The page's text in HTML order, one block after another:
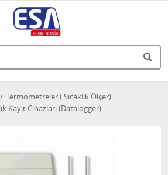
Termometreler ( Sıcaklık Ölçer)
Kayıt Cihazları (Datalogger)